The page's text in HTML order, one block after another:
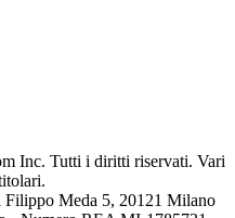
Inc. Tutti i diritti riservati. Vari
Filippo Meda 5, 20121 Milano